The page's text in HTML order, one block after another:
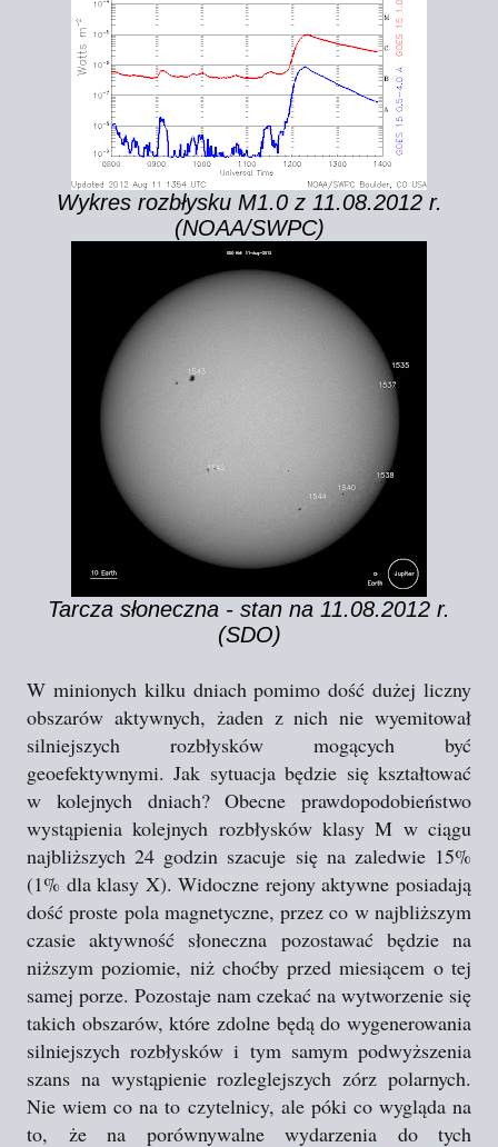
Wykres rozbłysku M1.0 z 11.08.2012 r.
(NOAA/SWPC)
Tarcza słoneczna - stan na 11.08.2012 r.
(SDO)
W minionych kilku dniach pomimo dość dużej liczny
obszarów aktywnych, żaden z nich nie wyemitował
silniejszych rozbłysków mogących być
geoefektywnymi. Jak sytuacja będzie się kształtować
w kolejnych dniach? Obecne prawdopodobieństwo
wystąpienia kolejnych rozbłysków klasy M w ciągu
najbliższych 24 godzin szacuje się na zaledwie 15%
(1% dla klasy X). Widoczne rejony aktywne posiadają
dość proste pola magnetyczne, przez co w najbliższym
czasie aktywność słoneczna pozostawać będzie na
niższym poziomie, niż choćby przed miesiącem o tej
samej porze. Pozostaje nam czekać na wytworzenie się
takich obszarów, które zdolne będą do wygenerowania
silniejszych rozbłysków i tym samym podwyższenia
szans na wystąpienie rozleglejszych zórz polarnych.
Nie wiem co na to czytelnicy, ale póki co wygląda na
to, że na porównywalne wydarzenia do tych